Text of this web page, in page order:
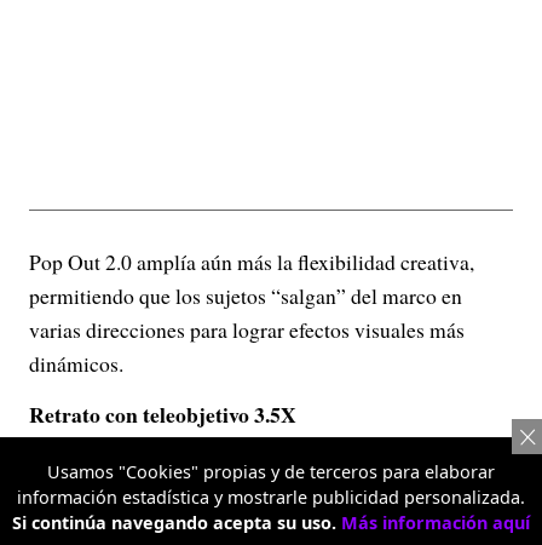
Pop Out 2.0 amplía aún más la flexibilidad creativa,
permitiendo que los sujetos “salgan” del marco en
varias direcciones para lograr efectos visuales más
dinámicos.
Retrato con teleobjetivo 3.5X
Usamos "Cookies" propias y de terceros para elaborar
información estadística y mostrarle publicidad personalizada.
Si continúa navegando acepta su uso. Más información aquí